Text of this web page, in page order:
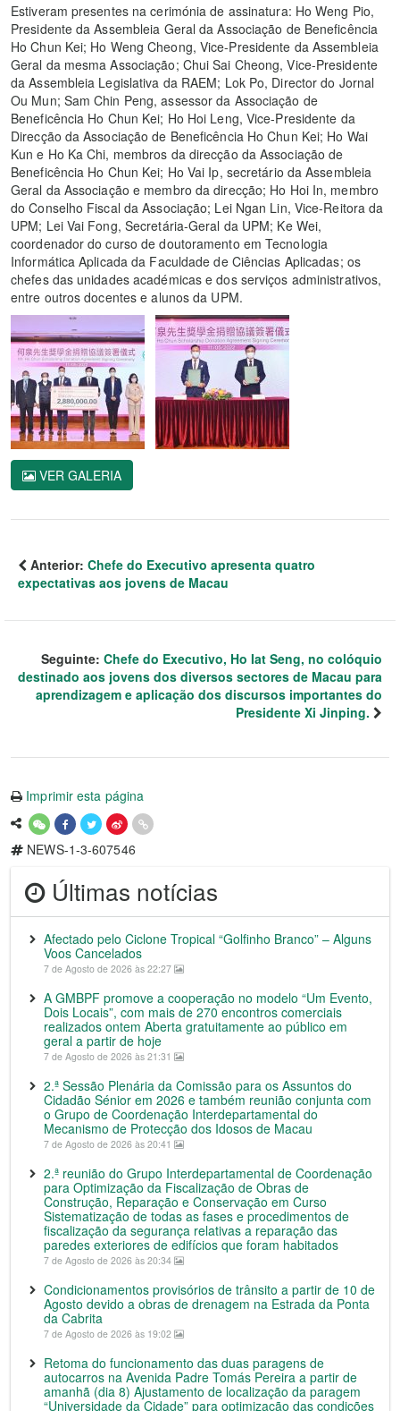
Estiveram presentes na cerimónia de assinatura: Ho Weng Pio,
Presidente da Assembleia Geral da Associação de Beneficência
Ho Chun Kei; Ho Weng Cheong, Vice-Presidente da Assembleia
Geral da mesma Associação; Chui Sai Cheong, Vice-Presidente
da Assembleia Legislativa da RAEM; Lok Po, Director do Jornal
Ou Mun; Sam Chin Peng, assessor da Associação de
Beneficência Ho Chun Kei; Ho Hoi Leng, Vice-Presidente da
Direcção da Associação de Beneficência Ho Chun Kei; Ho Wai
Kun e Ho Ka Chi, membros da direcção da Associação de
Beneficência Ho Chun Kei; Ho Vai Ip, secretário da Assembleia
Geral da Associação e membro da direcção; Ho Hoi In, membro
do Conselho Fiscal da Associação; Lei Ngan Lin, Vice-Reitora da
UPM; Lei Vai Fong, Secretária-Geral da UPM; Ke Wei,
coordenador do curso de doutoramento em Tecnologia
Informática Aplicada da Faculdade de Ciências Aplicadas; os
chefes das unidades académicas e dos serviços administrativos,
entre outros docentes e alunos da UPM.
VER GALERIA
Anterior: Chefe do Executivo apresenta quatro
expectativas aos jovens de Macau
Seguinte: Chefe do Executivo, Ho Iat Seng, no colóquio
destinado aos jovens dos diversos sectores de Macau para
aprendizagem e aplicação dos discursos importantes do
Presidente Xi Jinping.
Imprimir esta página
NEWS-1-3-607546
Últimas notícias
Afectado pelo Ciclone Tropical “Golfinho Branco” – Alguns
Voos Cancelados
7 de Agosto de 2026 às 22:27
A GMBPF promove a cooperação no modelo “Um Evento,
Dois Locais”, com mais de 270 encontros comerciais
realizados ontem Aberta gratuitamente ao público em
geral a partir de hoje
7 de Agosto de 2026 às 21:31
2.ª Sessão Plenária da Comissão para os Assuntos do
Cidadão Sénior em 2026 e também reunião conjunta com
o Grupo de Coordenação Interdepartamental do
Mecanismo de Protecção dos Idosos de Macau
7 de Agosto de 2026 às 20:41
2.ª reunião do Grupo Interdepartamental de Coordenação
para Optimização da Fiscalização de Obras de
Construção, Reparação e Conservação em Curso
Sistematização de todas as fases e procedimentos de
fiscalização da segurança relativas a reparação das
paredes exteriores de edifícios que foram habitados
7 de Agosto de 2026 às 20:34
Condicionamentos provisórios de trânsito a partir de 10 de
Agosto devido a obras de drenagem na Estrada da Ponta
da Cabrita
7 de Agosto de 2026 às 19:02
Retoma do funcionamento das duas paragens de
autocarros na Avenida Padre Tomás Pereira a partir de
amanhã (dia 8) Ajustamento de localização da paragem
“Universidade da Cidade” para optimização das condições